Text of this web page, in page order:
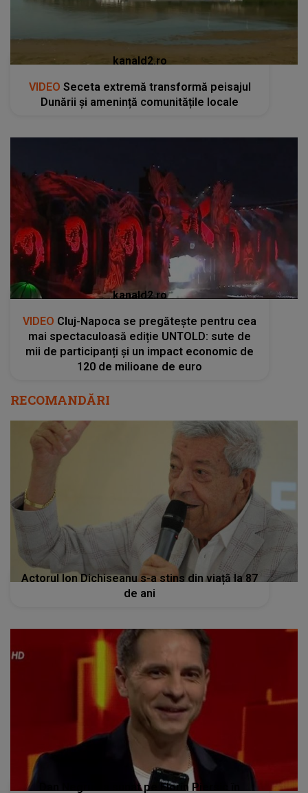
kanald2.ro
VIDEO Seceta extremă transformă peisajul
Dunării și amenință comunitățile locale
kanald2.ro
VIDEO Cluj-Napoca se pregătește pentru cea
mai spectaculoasă ediție UNTOLD: sute de
mii de participanți și un impact economic de
120 de milioane de euro
RECOMANDĂRI
Actorul Ion Dichiseanu s-a stins din viață la 87
de ani
Dan Negru l-a sunat pe Florin Piersic în